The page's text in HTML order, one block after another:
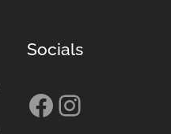
Socials
Facebook
Instagram